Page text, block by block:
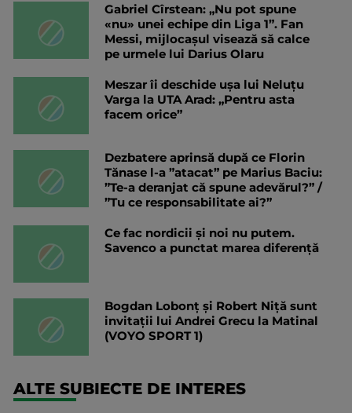
Gabriel Cîrstean: „Nu pot spune
«nu» unei echipe din Liga 1”. Fan
Messi, mijlocașul visează să calce
pe urmele lui Darius Olaru
Meszar îi deschide ușa lui Neluțu
Varga la UTA Arad: „Pentru asta
facem orice”
Dezbatere aprinsă după ce Florin
Tănase l-a ”atacat” pe Marius Baciu:
”Te-a deranjat că spune adevărul?” /
”Tu ce responsabilitate ai?”
Ce fac nordicii și noi nu putem.
Savenco a punctat marea diferență
Bogdan Lobonț și Robert Niță sunt
invitații lui Andrei Grecu la Matinal
(VOYO SPORT 1)
ALTE SUBIECTE DE INTERES